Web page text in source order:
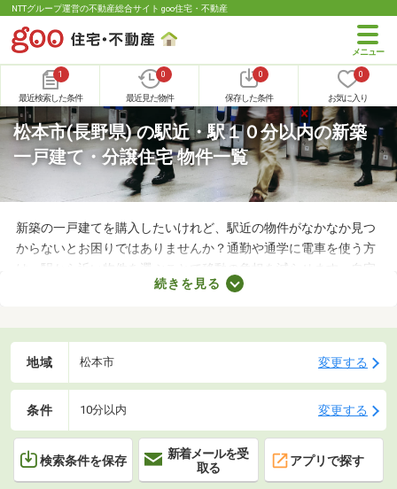
NTTグループ運営の不動産総合サイト goo住宅・不動産
1
最近検索した条件
0
最近見た物件
0
保存した条件
0
お気に入り
松本市(長野県) の駅近・駅１０分以内の新築
一戸建て・分譲住宅 物件一覧
新築の一戸建てを購入したいけれど、駅近の物件がなかなか見つ
からないとお困りではありませんか？通勤や通学に電車を使う方
は、駅から近い物件を選ぶことで移動の負担を減らせます。自宅
でゆっくりできる時間が増えるので、暮らしやすさを実感できる
駅から徒歩10分以内にある新築一戸建てを紹介します。
続きを見る
地域 松本市 変更する
条件 10分以内 変更する
検索条件を保存
新着メールを受
取る
アプリで探す